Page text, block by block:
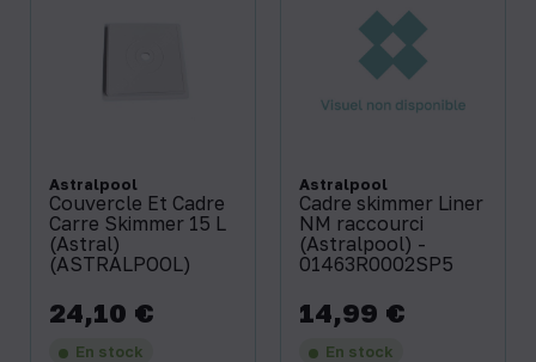
Astralpool
Couvercle Et Cadre
Carre Skimmer 15 L
(Astral)
(ASTRALPOOL)
Prix
24,10 €
En stock
Astralpool
Cadre skimmer Liner
NM raccourci
(Astralpool) -
01463R0002SP5
Prix
14,99 €
En stock